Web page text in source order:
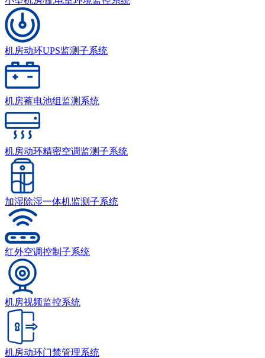
机房动环UPS监测子系统
机房蓄电池组监测系统
机房动环精密空调监测子系统
加湿除湿一体机监测子系统
红外空调控制子系统
机房视频监控系统
机房动环门禁管理系统